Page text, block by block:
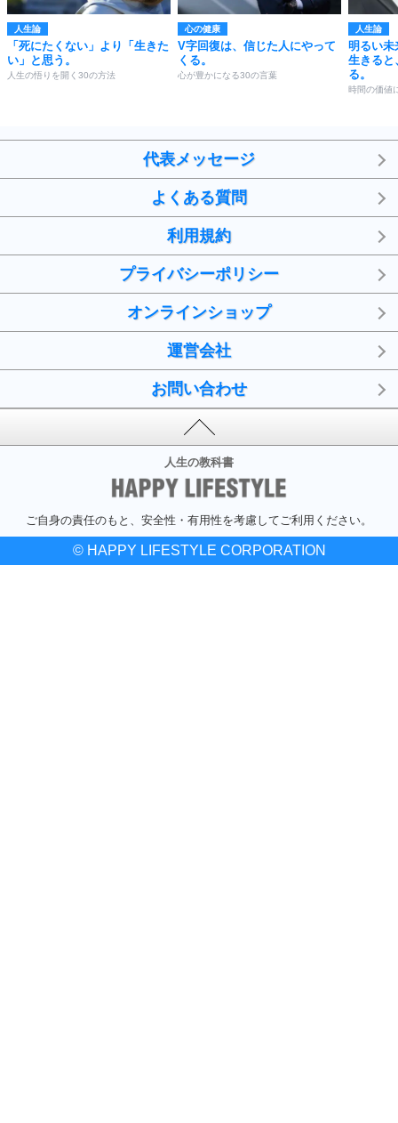
人生論
「死にたくない」より「生きた
い」と思う。
人生の悟りを開く30の方法
心の健康
V字回復は、信じた人にやって
くる。
心が豊かになる30の言葉
人生論
明るい未
生きると
る。
時間の価値
代表メッセージ
よくある質問
利用規約
プライバシーポリシー
オンラインショップ
運営会社
お問い合わせ
人生の教科書
ご自身の責任のもと、安全性・有用性を考慮してご利用ください。
© HAPPY LIFESTYLE CORPORATION